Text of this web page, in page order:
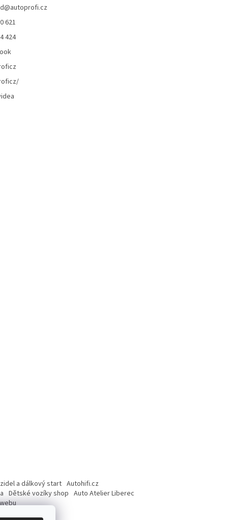
@autoprofi.cz
621
424
a dálkový start Autohifi.cz
Dětské vozíky shop Auto Atelier Liberec